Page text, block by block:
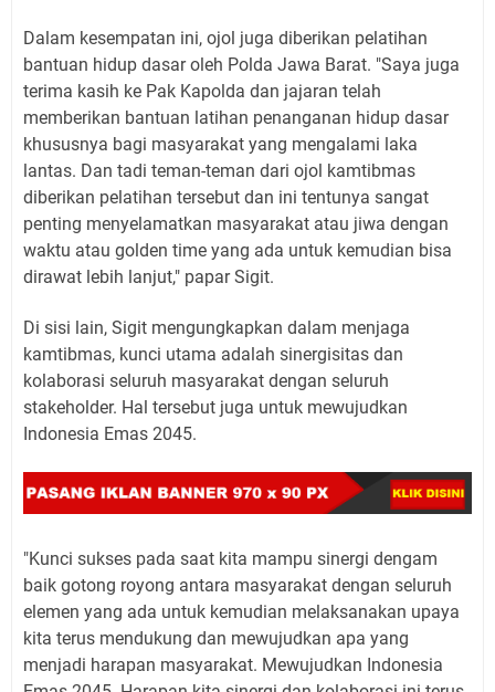
Dalam kesempatan ini, ojol juga diberikan pelatihan
bantuan hidup dasar oleh Polda Jawa Barat. "Saya juga
terima kasih ke Pak Kapolda dan jajaran telah
memberikan bantuan latihan penanganan hidup dasar
khususnya bagi masyarakat yang mengalami laka
lantas. Dan tadi teman-teman dari ojol kamtibmas
diberikan pelatihan tersebut dan ini tentunya sangat
penting menyelamatkan masyarakat atau jiwa dengan
waktu atau golden time yang ada untuk kemudian bisa
dirawat lebih lanjut," papar Sigit.
Di sisi lain, Sigit mengungkapkan dalam menjaga
kamtibmas, kunci utama adalah sinergisitas dan
kolaborasi seluruh masyarakat dengan seluruh
stakeholder. Hal tersebut juga untuk mewujudkan
Indonesia Emas 2045.
"Kunci sukses pada saat kita mampu sinergi dengam
baik gotong royong antara masyarakat dengan seluruh
elemen yang ada untuk kemudian melaksanakan upaya
kita terus mendukung dan mewujudkan apa yang
menjadi harapan masyarakat. Mewujudkan Indonesia